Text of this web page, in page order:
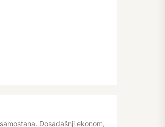
Dosadašnji ekonom,